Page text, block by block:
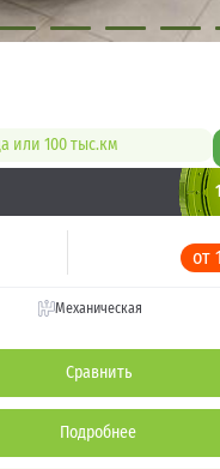
или 100 тыс.км
от
Механическая
Сравнить
Подробнее